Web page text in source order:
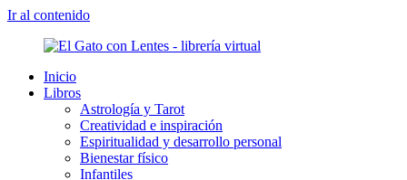
Ir al contenido
Inicio
Libros
Astrología y Tarot
Creatividad e inspiración
Espiritualidad y desarrollo personal
Bienestar físico
Infantiles